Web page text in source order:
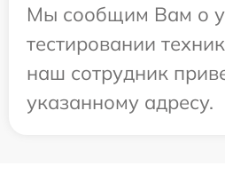
Мы сообщим Вам о
тестировании
наш сотрудник
указанному адресу.